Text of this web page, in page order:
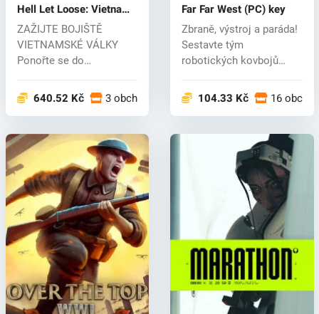
Hell Let Loose: Vietnam
(PC) key
ZAŽIJTE BOJIŠTĚ
VIETNAMSKÉ VÁLKY
Ponořte se do
vietn...640.52 Kč 3 obchodech
Far Far West (PC) key
Zbraně, výstroj a paráda!
Sestavte tým
robotických kovbojů
104.33 Kč 16